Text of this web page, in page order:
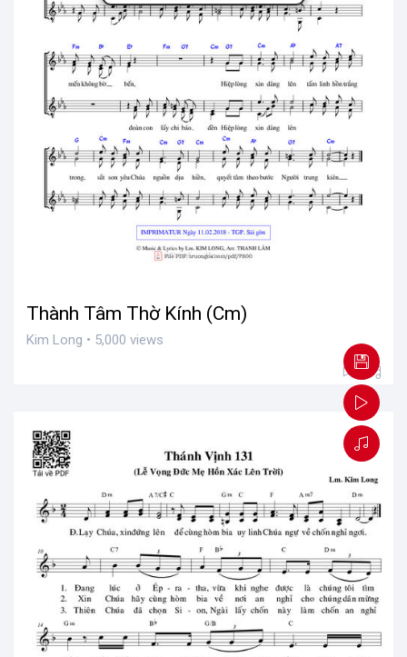
Thành Tâm Thờ Kính (Cm)
Kim Long • 5,000 views